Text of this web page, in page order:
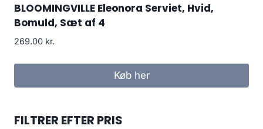
BLOOMINGVILLE Eleonora Serviet, Hvid,
Bomuld, Sæt af 4
269.00 kr.
Køb her
FILTRER EFTER PRIS